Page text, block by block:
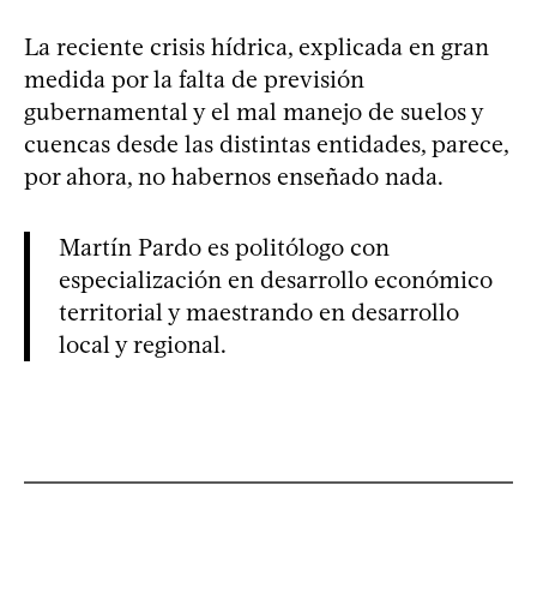
La reciente crisis hídrica, explicada en gran
medida por la falta de previsión
gubernamental y el mal manejo de suelos y
cuencas desde las distintas entidades, parece,
por ahora, no habernos enseñado nada.
Martín Pardo es politólogo con
especialización en desarrollo económico
territorial y maestrando en desarrollo
local y regional.